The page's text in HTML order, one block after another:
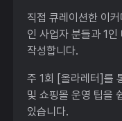
직접 큐레이션한 이
인 사업자 분들과 1
작성합니다.
주 1회 [올라레터]를
및 쇼핑몰 운영 팁을
있습니다.